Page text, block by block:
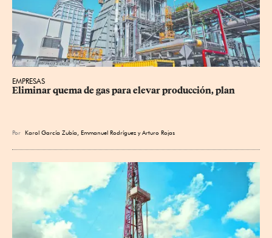
EMPRESAS
Eliminar quema de gas para elevar producción, plan
Por Karol García Zubía Emmanuel Rodríguez yArturo Rojas